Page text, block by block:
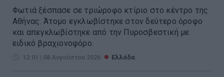
Φωτιά ξέσπασε σε τριώροφο κτίριο στο κέντρο της
Αθήνας. Άτομο εγκλωβίστηκε στον δεύτερο όροφο
και απεγκλωβίστηκε από την Πυροσβεστική με
ειδικό βραχιονοφόρο.
12:01 | 08 Αυγούστου 2026 Ελλάδα